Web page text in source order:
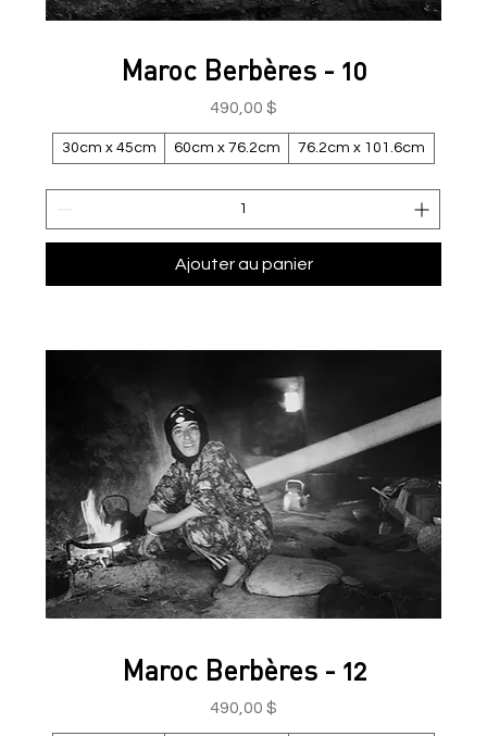
Maroc Berbères - 10
Prix
490,00 $
30cm x 45cm 60cm x 76.2cm 76.2cm x 101.6cm
Ajouter au panier
Maroc Berbères - 12
Prix
490,00 $